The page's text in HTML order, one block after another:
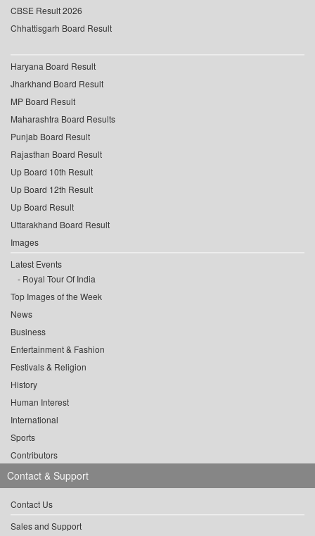
CBSE Result 2026
Chhattisgarh Board Result
Haryana Board Result
Jharkhand Board Result
MP Board Result
Maharashtra Board Results
Punjab Board Result
Rajasthan Board Result
Up Board 10th Result
Up Board 12th Result
Up Board Result
Uttarakhand Board Result
Images
Latest Events
Royal Tour Of India
Top Images of the Week
News
Business
Entertainment & Fashion
Festivals & Religion
History
Human Interest
International
Sports
Contributors
Contact & Support
Contact Us
Sales and Support